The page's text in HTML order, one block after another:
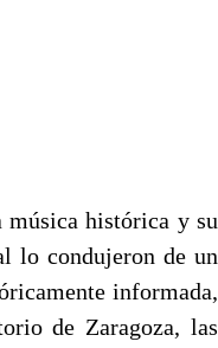
histórica y su
lo condujeron de un
informada,
de Zaragoza, las